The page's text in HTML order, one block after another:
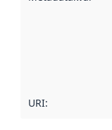
URI: